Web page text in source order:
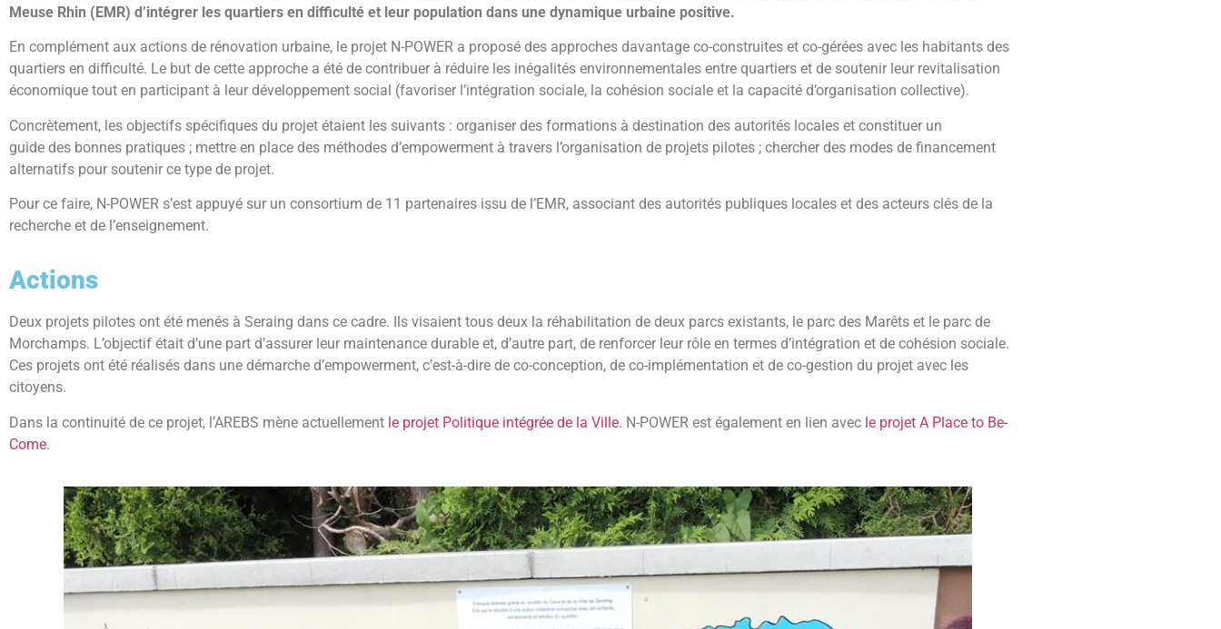
Meuse Rhin (EMR) d’intégrer les quartiers en difficulté et leur population dans une dynamique urbaine positive.
En complément aux actions de rénovation urbaine, le projet N-POWER a proposé des approches davantage co-construites et co-gérées avec les habitants des
quartiers en difficulté. Le but de cette approche a été de contribuer à réduire les inégalités environnementales entre quartiers et de soutenir leur revitalisation
économique tout en participant à leur développement social (favoriser l’intégration sociale, la cohésion sociale et la capacité d’organisation collective).
Concrètement, les objectifs spécifiques du projet étaient les suivants : organiser des formations à destination des autorités locales et constituer un
guide des bonnes pratiques ; mettre en place des méthodes d’empowerment à travers l’organisation de projets pilotes ; chercher des modes de financement
alternatifs pour soutenir ce type de projet.
Pour ce faire, N-POWER s’est appuyé sur un consortium de 11 partenaires issu de l’EMR, associant des autorités publiques locales et des acteurs clés de la
recherche et de l’enseignement.
Actions
Deux projets pilotes ont été menés à Seraing dans ce cadre. Ils visaient tous deux la réhabilitation de deux parcs existants, le parc des Marêts et le parc de
Morchamps. L’objectif était d’une part d’assurer leur maintenance durable et, d’autre part, de renforcer leur rôle en termes d’intégration et de cohésion sociale.
Ces projets ont été réalisés dans une démarche d’empowerment, c’est-à-dire de co-conception, de co-implémentation et de co-gestion du projet avec les
citoyens.
Dans la continuité de ce projet, l’AREBS mène actuellement le projet Politique intégrée de la Ville. N-POWER est également en lien avec le projet A Place to Be-
Come.